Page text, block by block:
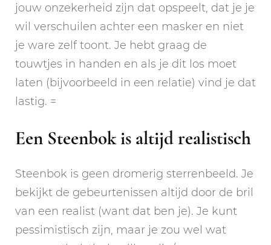
jouw onzekerheid zijn dat opspeelt, dat je je
wil verschuilen achter een masker en niet
je ware zelf toont. Je hebt graag de
touwtjes in handen en als je dit los moet
laten (bijvoorbeeld in een relatie) vind je dat
lastig. =
Een Steenbok is altijd realistisch
Steenbok is geen dromerig sterrenbeeld. Je
bekijkt de gebeurtenissen altijd door de bril
van een realist (want dat ben je). Je kunt
pessimistisch zijn, maar je zou wel wat